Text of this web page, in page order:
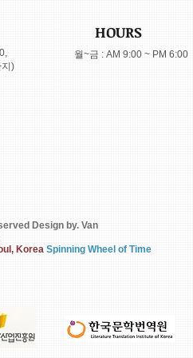
)
HOURS
월~금 : AM 9:00 ~ PM 6:00
Design by. Van
Korea Spinning Wheel of Time